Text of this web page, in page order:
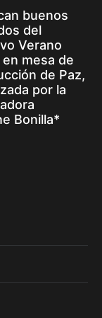
buenos
del
Verano
mesa de
de Paz,
por la
Bonilla*